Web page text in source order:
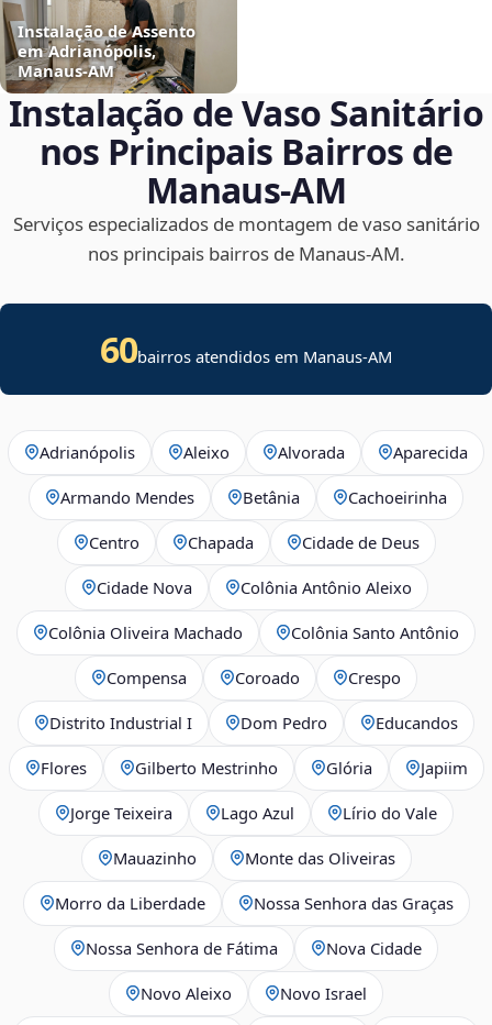
Instalação de Assento
em Adrianópolis,
Manaus‑AM
Instalação de Vaso Sanitário
nos Principais Bairros de
Manaus‑AM
Serviços especializados de montagem de vaso sanitário
nos principais bairros de Manaus‑AM.
60bairros atendidos em Manaus-AM
Adrianópolis Aleixo Alvorada Aparecida
Armando Mendes Betânia Cachoeirinha
Centro Chapada Cidade de Deus
Cidade Nova Colônia Antônio Aleixo
Colônia Oliveira Machado Colônia Santo Antônio
Compensa Coroado Crespo
Distrito Industrial I Dom Pedro Educandos
Flores Gilberto Mestrinho Glória Japiim
Jorge Teixeira Lago Azul Lírio do Vale
Mauazinho Monte das Oliveiras
Morro da Liberdade Nossa Senhora das Graças
Nossa Senhora de Fátima Nova Cidade
Novo Aleixo Novo Israel